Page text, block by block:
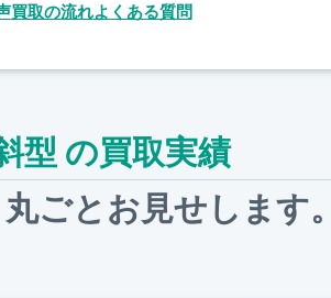
買取の流れよくある質問
型 の買取実績
丸ごとお見せします。